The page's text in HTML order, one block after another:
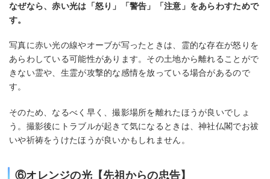
なぜなら、赤い光は「怒り」「警告」「注意」をあらわすためで
す。
写真に赤い光の線やオーブが写ったときは、霊的な存在が怒りを
あらわしている可能性があります。その土地から離れることがで
きない霊や、生霊が攻撃的な感情を放っている場合があるので
す。
そのため、なるべく早く、撮影場所を離れたほうが良いでしょ
う。撮影後にトラブルが起きて気になるときは、神社仏閣でお祓
いや祈祷をうけたほうが良いかもしれません。
⑥オレンジの光【先祖からの忠告】